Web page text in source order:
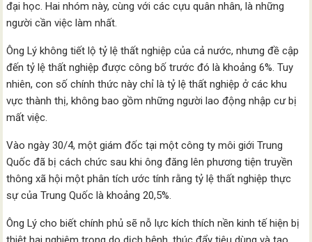
đại học. Hai nhóm này, cùng với các cựu quân nhân, là những
người cần việc làm nhất.
Ông Lý không tiết lộ tỷ lệ thất nghiệp của cả nước, nhưng đề cập
đến tỷ lệ thất nghiệp được công bố trước đó là khoảng 6%. Tuy
nhiên, con số chính thức này chỉ là tỷ lệ thất nghiệp ở các khu
vực thành thị, không bao gồm những người lao động nhập cư bị
mất việc.
Vào ngày 30/4, một giám đốc tại một công ty môi giới Trung
Quốc đã bị cách chức sau khi ông đăng lên phương tiện truyền
thông xã hội một phân tích ước tính rằng tỷ lệ thất nghiệp thực
sự của Trung Quốc là khoảng 20,5%.
Ông Lý cho biết chính phủ sẽ nỗ lực kích thích nền kinh tế hiện bị